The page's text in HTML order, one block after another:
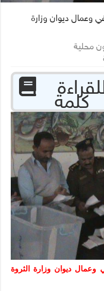
وعمال ديوان وزارة
محلية
وعمال ديوان وزارة الثروة